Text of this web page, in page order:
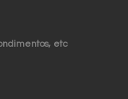
etc